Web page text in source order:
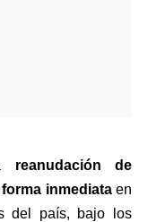
reanudación de
inmediata en
del país, bajo los